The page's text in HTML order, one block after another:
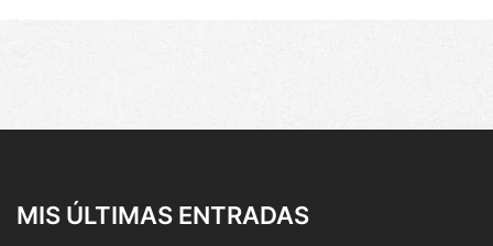
MIS ÚLTIMAS ENTRADAS